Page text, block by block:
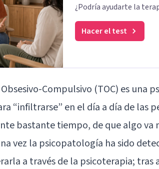
¿Podría ayudarte la
Hacer el test
Compulsivo (TOC) es una
“infiltrarse” en el día a día de las
bastante tiempo, de que algo va
vez la psicopatología ha sido
a través de la psicoterapia; tras